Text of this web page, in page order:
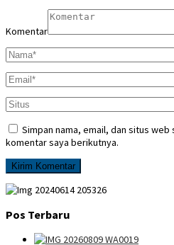
Komentar
Simpan nama, email, dan situs
komentar saya berikutnya.
Pos Terbaru